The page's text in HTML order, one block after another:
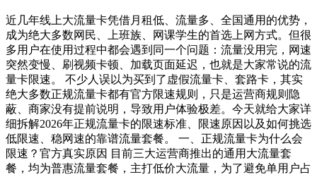
近几年线上大流量卡凭借月租低、流量多、全国通用的优势，
成为绝大多数网民、上班族、网课学生的首选上网方式。但很
多用户在使用过程中都会遇到同一个问题：流量没用完，网速
突然变慢、刷视频卡顿、加载页面延迟，也就是大家常说的流
量卡限速。 不少人误以为买到了虚假流量卡、套路卡，其实
绝大多数正规流量卡都有官方限速规则，只是运营商规则隐
蔽、商家没有提前说明，导致用户体验极差。今天就给大家详
细拆解2026年正规流量卡的限速标准、限速原因以及如何挑选
低限速、稳网速的靠谱流量套餐。 一、正规流量卡为什么会
限速？官方真实原因 目前三大运营商推出的通用大流量套
餐，均为普惠流量套餐，主打低价大流量，为了避免单用户占